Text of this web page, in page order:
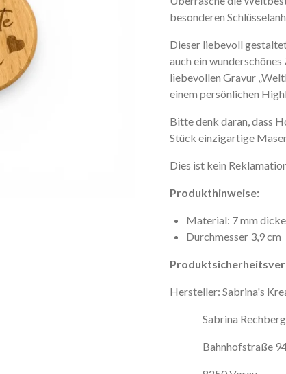
besonderen Schlüsselanh
Dieser liebevoll gestalte
auch ein wunderschönes
liebevollen Gravur Welt
einem persönlichen Highl
Bitte denk daran, dass
Stück einzigartige
Dies ist kein
Produkthinweise:
Material: 7 mm
Durchmesser 3,9 cm
Hersteller: Sabrina's
Sabrina
Bahnhofstraße